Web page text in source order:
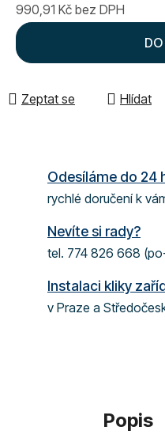
990,91 Kč bez DPH
Měrná cena:
Zeptat se Hlídat
Odesíláme do 24
rychlé doručení k
Nevíte si rady?
tel. 774 826 668
Instalaci kliky
v Praze a
Popis